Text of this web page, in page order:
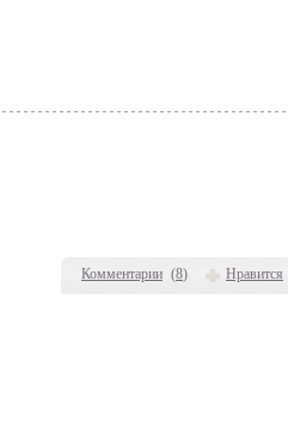
Комментарии (8) Нравится